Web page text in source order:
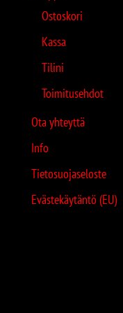
Ostoskori
Kassa
Tilini
Toimitusehdot
Ota yhteyttä
Info
Tietosuojaseloste
Evästekäytäntö (EU)